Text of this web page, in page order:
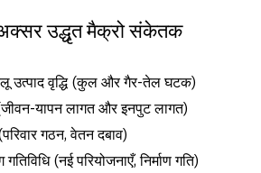
अक्सर उद्धृत मैक्रो संकेतक
उत्पाद वृद्धि (कुल और गैर-तेल घटक)
यापन लागत और इनपुट लागत)
गठन, वेतन दबाव)
(नई परियोजनाएँ, निर्माण गति)